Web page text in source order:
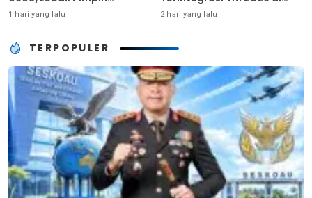
Pembinaan Fisik Rutin
1 hari yang lalu
Dabo Singkep
2 hari yang lalu
TERPOPULER